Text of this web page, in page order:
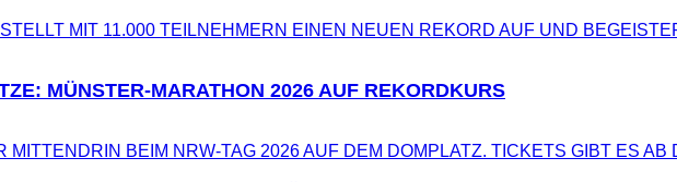
MÜNSTER-MARATHON 2026 AUF REKORDKURS